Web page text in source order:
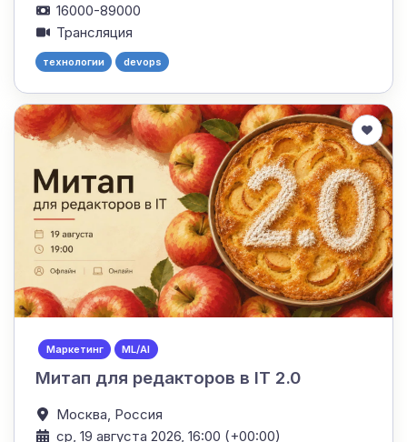
16000-89000
Трансляция
технологии devops
Маркетинг ML/AI
Митап для редакторов в IT 2.0
Москва, Россия
ср, 19 августа 2026, 16:00 (+00:00)